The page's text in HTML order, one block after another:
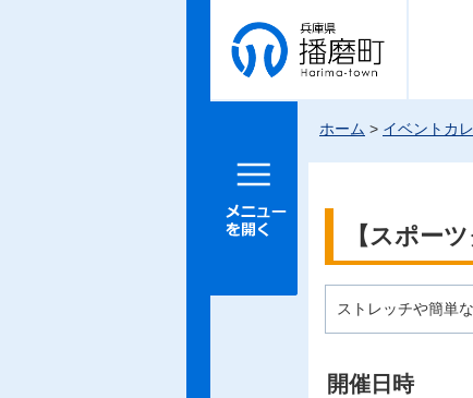
兵庫県 播
磨町
メニュー
ホーム > イベントカ
【スポー
ストレッチや簡単
開催日時